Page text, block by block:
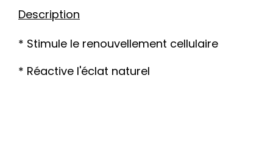
Description
* Stimule le renouvellement cellulaire
* Réactive l'éclat naturel